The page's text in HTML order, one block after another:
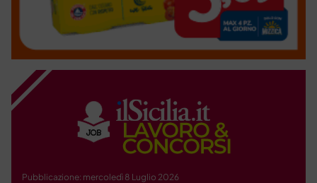
Pubblicazione: mercoledì 8 Luglio 2026